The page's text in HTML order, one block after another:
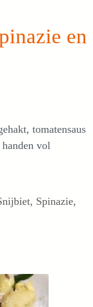
en
tomatensaus
vol
, Spinazie,